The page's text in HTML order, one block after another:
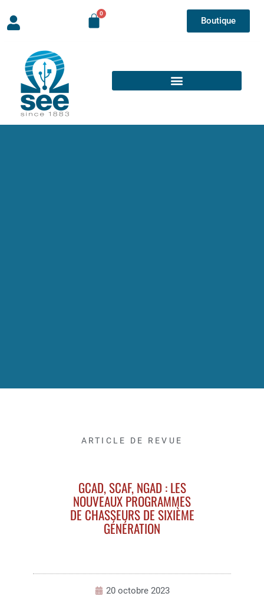
Boutique
ARTICLE DE REVUE
GCAD, SCAF, NGAD : LES
NOUVEAUX PROGRAMMES
DE CHASSEURS DE SIXIÈME
GÉNÉRATION
20 octobre 2023